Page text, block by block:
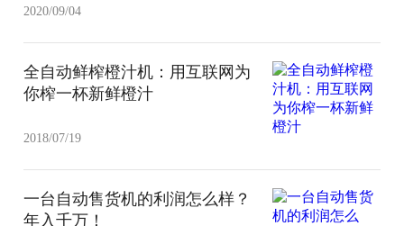
2020/09/04
全自动鲜榨橙汁机：用互联网为
你榨一杯新鲜橙汁
2018/07/19
一台自动售货机的利润怎么样？
年入千万！